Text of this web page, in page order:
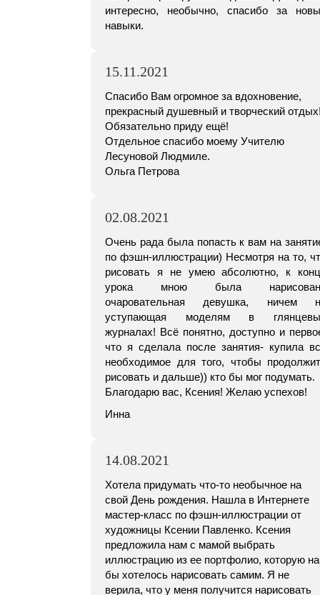
интересно, необычно, спасибо за
навыки.
15.11.2021
Спасибо Вам огромное за вдохновение,
прекрасный душевный и творческий отдых!
Обязательно приду ещё!
Отдельное спасибо моему Учителю
Лесуновой Людмиле.
Ольга Петрова
02.08.2021
Очень рада была попасть к вам на
по фэшн-иллюстрации) Несмотря на то,
рисовать я не умею абсолютно, к
урока мною была
очаровательная девушка, ничем
уступающая моделям в
журналах! Всё понятно, доступно и
что я сделала после занятия- купила
необходимое для того, чтобы
рисовать и дальше)) кто бы мог подумать.
Благодарю вас, Ксения! Желаю успехов!
Инна
14.08.2021
Хотела придумать что-то необычное на
свой День рождения. Нашла в Интернете
мастер-класс по фэшн-иллюстрации от
художницы Ксении Павленко. Ксения
предложила нам с мамой выбрать
иллюстрацию из ее портфолио, которую
бы хотелось нарисовать самим. Я не
верила, что у меня получится нарисовать